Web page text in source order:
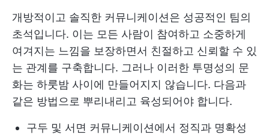
개방적이고 솔직한 커뮤니케이션은 성공적인 팀의
초석입니다. 이는 모든 사람이 참여하고 소중하게
여겨지는 느낌을 보장하면서 친절하고 신뢰할 수 있
는 관계를 구축합니다. 그러나 이러한 투명성의 문
화는 하룻밤 사이에 만들어지지 않습니다. 다음과
같은 방법으로 뿌리내리고 육성되어야 합니다.
구두 및 서면 커뮤니케이션에서 정직과 명확성